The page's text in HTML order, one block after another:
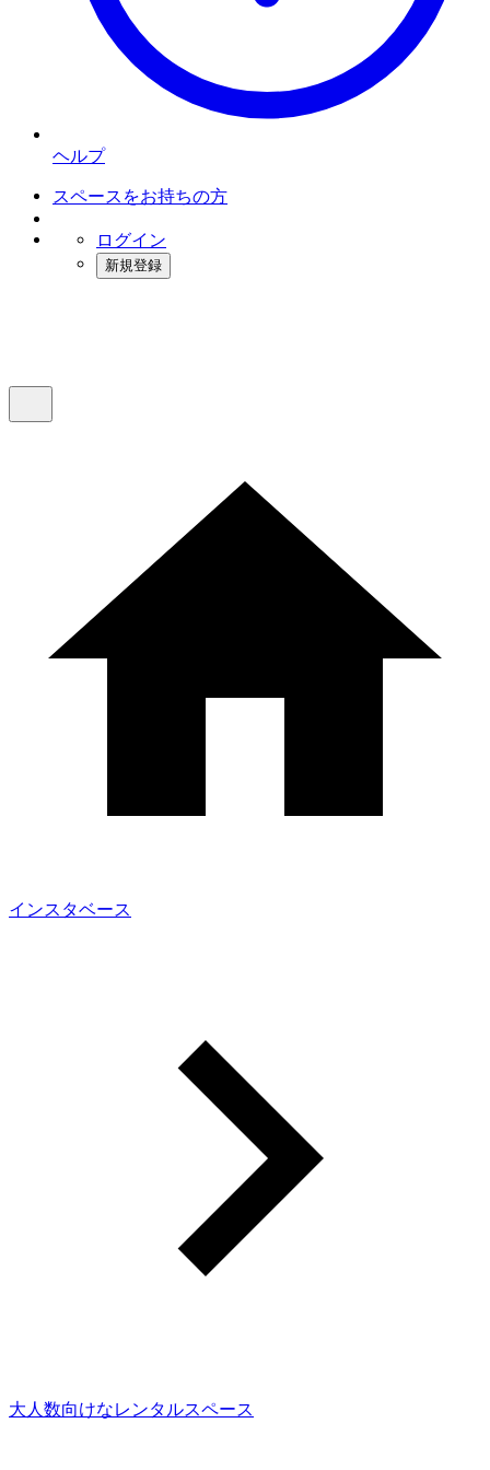
ヘルプ
スペースをお持ちの方
ログイン
新規登録
インスタベース
大人数向けなレンタルスペース